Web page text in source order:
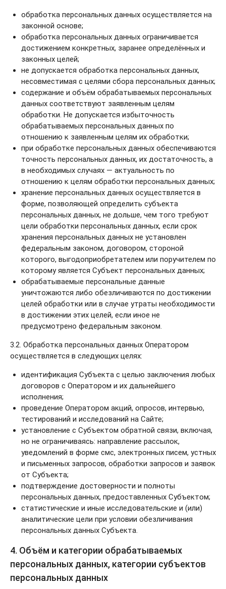
обработка персональных данных осуществляется на
законной основе;
обработка персональных данных ограничивается
достижением конкретных, заранее определённых и
законных целей;
не допускается обработка персональных данных,
несовместимая с целями сбора персональных данных;
содержание и объём обрабатываемых персональных
данных соответствуют заявленным целям
обработки. Не допускается избыточность
обрабатываемых персональных данных по
отношению к заявленным целям их обработки;
при обработке персональных данных обеспечиваются
точность персональных данных, их достаточность, а
в необходимых случаях — актуальность по
отношению к целям обработки персональных данных;
хранение персональных данных осуществляется в
форме, позволяющей определить субъекта
персональных данных, не дольше, чем того требуют
цели обработки персональных данных, если срок
хранения персональных данных не установлен
федеральным законом, договором, стороной
которого, выгодоприобретателем или поручителем по
которому является Субъект персональных данных;
обрабатываемые персональные данные
уничтожаются либо обезличиваются по достижении
целей обработки или в случае утраты необходимости
в достижении этих целей, если иное не
предусмотрено федеральным законом.
3.2. Обработка персональных данных Оператором
осуществляется в следующих целях:
идентификация Субъекта с целью заключения любых
договоров с Оператором и их дальнейшего
исполнения;
проведение Оператором акций, опросов, интервью,
тестирований и исследований на Сайте;
установление с Субъектом обратной связи, включая,
но не ограничиваясь: направление рассылок,
уведомлений в форме смс, электронных писем, устных
и письменных запросов, обработки запросов и заявок
от Субъекта;
подтверждение достоверности и полноты
персональных данных, предоставленных Субъектом;
статистические и иные исследовательские и (или)
аналитические цели при условии обезличивания
персональных данных Субъекта.
4. Объём и категории обрабатываемых
персональных данных, категории субъектов
персональных данных